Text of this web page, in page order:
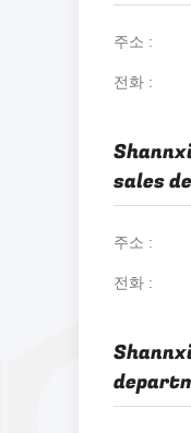
주소
전화
sales
주소
전화